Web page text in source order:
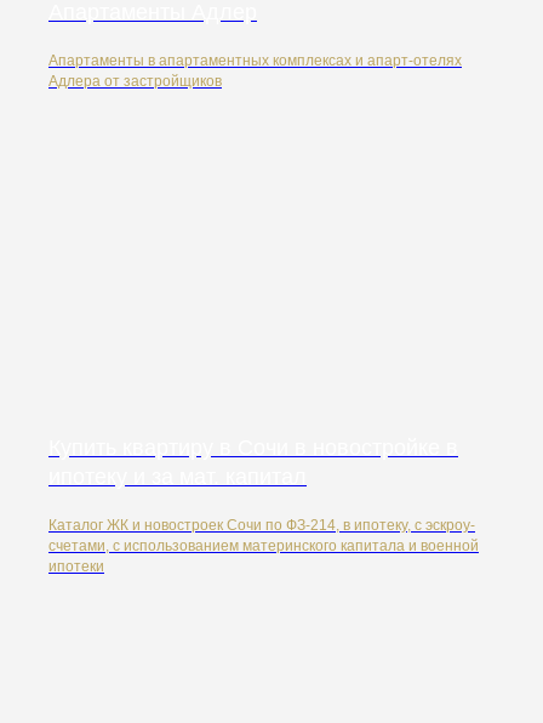
Апартаменты в апартаментных комплексах и апарт-отелях
Адлера от застройщиков
Каталог ЖК и новостроек Сочи по ФЗ-214, в ипотеку, с эскроу-
счетами, с использованием материнского капитала и военной
ипотеки